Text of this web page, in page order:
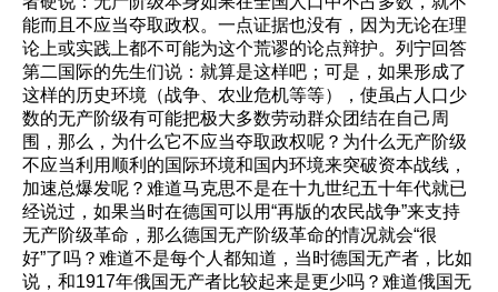
能而且不应当夺取政权。一点证据也没有，因为无论在理
论上或实践上都不可能为这个荒谬的论点辩护。列宁回答
第二国际的先生们说：就算是这样吧；可是，如果形成了
这样的历史环境（战争、农业危机等等），使虽占人口少
数的无产阶级有可能把极大多数劳动群众团结在自己周
围，那么，为什么它不应当夺取政权呢？为什么无产阶级
不应当利用顺利的国际环境和国内环境来突破资本战线，
加速总爆发呢？难道马克思不是在十九世纪五十年代就已
经说过，如果当时在德国可以用“再版的农民战争”来支持
无产阶级革命，那么德国无产阶级革命的情况就会“很
好”了吗？难道不是每个人都知道，当时德国无产者，比如
说，和1917年俄国无产者比较起来是更少吗？难道俄国无